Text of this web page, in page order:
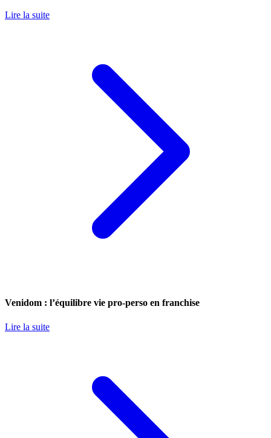
Lire la suite
Venidom : l’équilibre vie pro-perso en franchise
Lire la suite